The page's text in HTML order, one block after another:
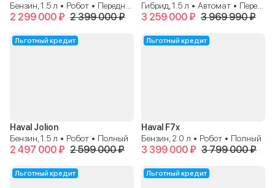
2 299 000 ₽ 2 399 000 ₽
Гибрид, 1.5 л • Автомат • Передний
3 259 000 ₽ 3 969 990 ₽
Льготный кредит
Haval Jolion
Бензин, 1.5 л • Робот • Полный
2 497 000 ₽ 2 599 000 ₽
Льготный кредит
Haval F7x
Бензин, 2.0 л • Робот • Полный
3 399 000 ₽ 3 799 000 ₽
Льготный кредит Льготный кредит